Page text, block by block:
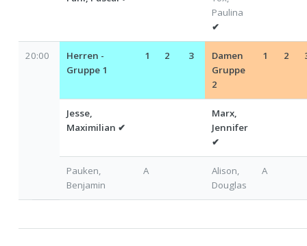
Paulina
✔
20:00
Herren -
Gruppe 1
1 2 3
Damen
Gruppe
2
1 2
Jesse,
Maximilian ✔
Marx,
Jennifer
✔
Pauken,
Benjamin
A
Alison,
Douglas
A